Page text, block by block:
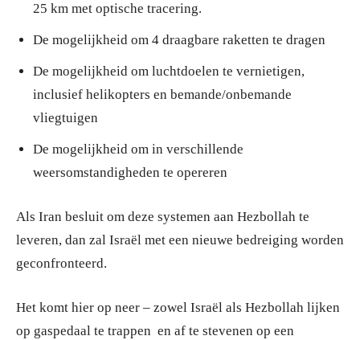
25 km met optische tracering.
De mogelijkheid om 4 draagbare raketten te dragen
De mogelijkheid om luchtdoelen te vernietigen,
inclusief helikopters en bemande/onbemande
vliegtuigen
De mogelijkheid om in verschillende
weersomstandigheden te opereren
Als Iran besluit om deze systemen aan Hezbollah te
leveren, dan zal Israël met een nieuwe bedreiging worden
geconfronteerd.
Het komt hier op neer – zowel Israël als Hezbollah lijken
op gaspedaal te trappen en af te stevenen op een